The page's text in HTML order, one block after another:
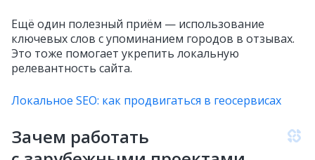
Ещё один полезный приём — использование
ключевых слов с упоминанием городов в отзывах.
Это тоже помогает укрепить локальную
релевантность сайта.
Локальное SEO: как продвигаться в геосервисах
Зачем работать